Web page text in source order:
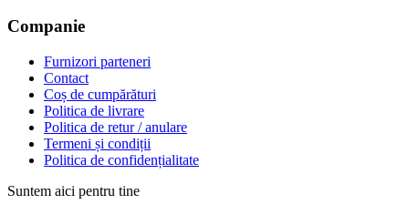
Companie
Furnizori parteneri
Contact
Coș de cumpărături
Politica de livrare
Politica de retur / anulare
Termeni și condiții
Politica de confidențialitate
Suntem aici pentru tine